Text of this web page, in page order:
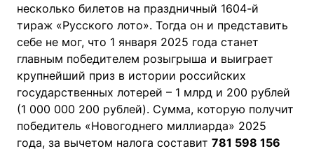
несколько билетов на праздничный 1604-й
тираж «Русского лото». Тогда он и представить
себе не мог, что 1 января 2025 года станет
главным победителем розыгрыша и выиграет
крупнейший приз в истории российских
государственных лотерей – 1 млрд и 200 рублей
(1 000 000 200 рублей). Сумма, которую получит
победитель «Новогоднего миллиарда» 2025
года, за вычетом налога составит 781 598 156